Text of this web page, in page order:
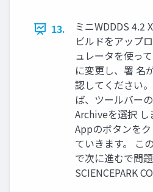
13.
ミニWDDDS 4.2
ビルドをアップ
ュレータを使っ
に変更し、署 名
認してください
ば、ツールバー
Archiveを選択
Appのボタンを
ていきます。 こ
で次に進むで問
SCIENCEPARK